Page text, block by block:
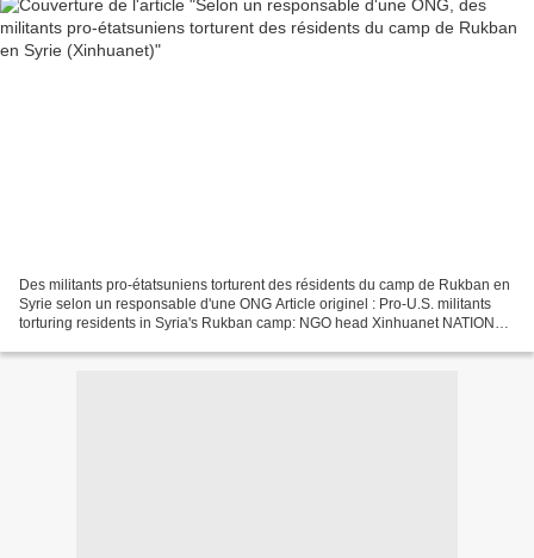
Des militants pro-étatsuniens torturent des résidents du camp de Rukban en
Syrie selon un responsable d'une ONG Article originel : Pro-U.S. militants
torturing residents in Syria's Rukban camp: NGO head Xinhuanet NATIONS